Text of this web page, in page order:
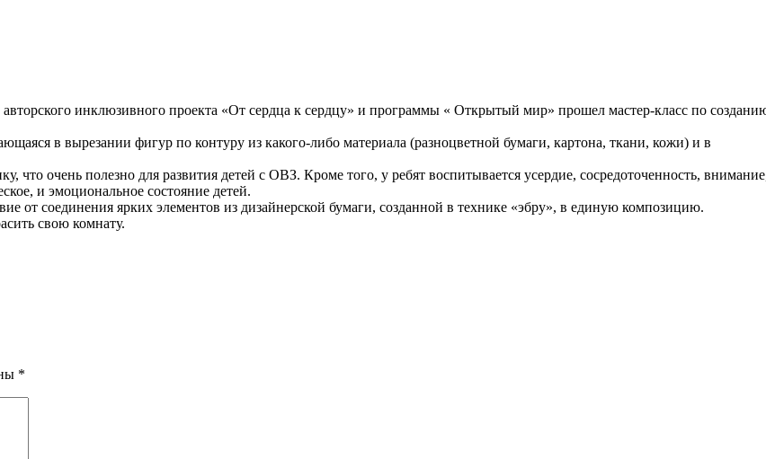
инклюзивного проекта «От сердца к сердцу» и программы « Открытый мир» прошел мастер-класс по
в вырезании фигур по контуру из какого-либо материала (разноцветной бумаги, картона, ткани, кожи) и в
что очень полезно для развития детей с ОВЗ. Кроме того, у ребят воспитывается усердие, сосредоточенность,
и эмоциональное состояние детей.
от соединения ярких элементов из дизайнерской бумаги, созданной в технике «эбру», в единую композицию.
свою комнату.
*